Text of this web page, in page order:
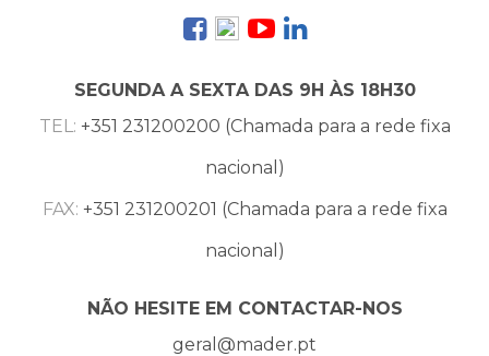
SEGUNDA A SEXTA DAS 9H ÀS 18H30
TEL: +351 231200200 (Chamada para a rede fixa
nacional)
FAX: +351 231200201 (Chamada para a rede fixa
nacional)
NÃO HESITE EM CONTACTAR-NOS
geral@mader.pt